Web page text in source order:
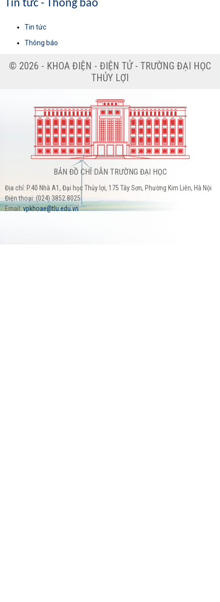
Tin tức - Thông báo
Tin tức
Thông báo
© 2026 - KHOA ĐIỆN - ĐIỆN TỬ - TRƯỜNG ĐẠI HỌC
THỦY LỢI
BẢN ĐỒ CHỈ DẪN TRƯỜNG ĐẠI HỌC
Địa chỉ: P.40 Nhà A1, Đại học Thủy lợi, 175 Tây Sơn, Phường Kim Liên, Hà Nội
Điện thoại: (024) 3852.8025
Email:vpkhoae@tlu.edu.vn